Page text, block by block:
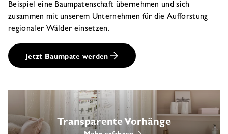
Beispiel eine Baumpatenschaft übernehmen und sich
zusammen mit unserem Unternehmen für die Aufforstung
regionaler Wälder einsetzen.
Jetzt Baumpate werden
Transparente Vorhänge